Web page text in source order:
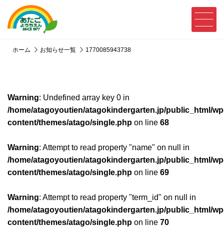
ホーム お知らせ一覧 1770085943738
Warning: Undefined array key 0 in
/home/atagoyoutien/atagokindergarten.jp/public_html/
content/themes/atago/single.php on line 68
Warning: Attempt to read property "name" on null in
/home/atagoyoutien/atagokindergarten.jp/public_html/
content/themes/atago/single.php on line 69
Warning: Attempt to read property "term_id" on null in
/home/atagoyoutien/atagokindergarten.jp/public_html/
content/themes/atago/single.php on line 70